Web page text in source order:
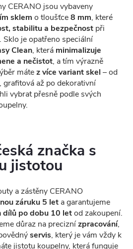
CERANO jsou vybaveny
sklem o tloušťce8 mm, které
stabilitu a bezpečnost při
je opatřeno speciální
Clean, která minimalizuje
a nečistot, a tím výrazně
mátez více variant skel – od
grafitová až po dekorativní
vybrat přesně podle svých
značka s
jistotou
a zástěny CERANO
záruku 5 let a garantujeme
dílů po dobu 10 letod zakoupení.
důraz na preciznízpracování,
servis, který je vám vždy k
jistotu koupelny, která funguje